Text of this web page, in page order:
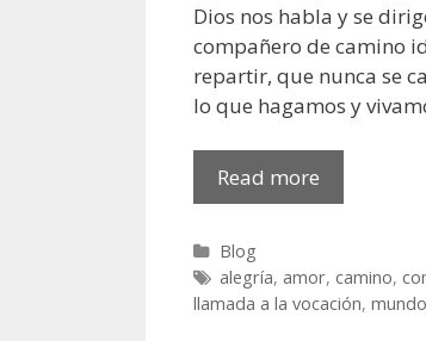
Dios nos habla y se
compañero de camino
repartir, que nunca se
lo que hagamos y
Read more
como
la
Categories
Blog
Tags
alegría, amor, camino,
llamada a la vocación, mundo